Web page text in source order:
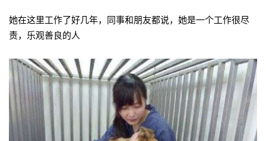
她在这里工作了好几年，同事和朋友都说，她是一个工作很尽
责，乐观善良的人